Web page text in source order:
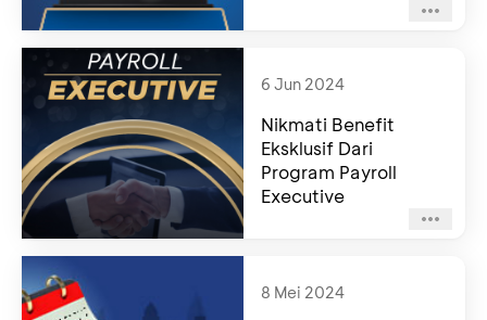
6 Jun 2024
Nikmati Benefit
Eksklusif Dari
Program Payroll
Executive
8 Mei 2024